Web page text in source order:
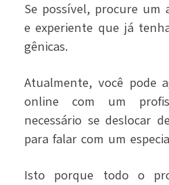
Se possível, procure um
e experiente que já
gênicas.
Atualmente, você pode
online com um
necessário se deslocar
para falar com um
Isto porque todo o